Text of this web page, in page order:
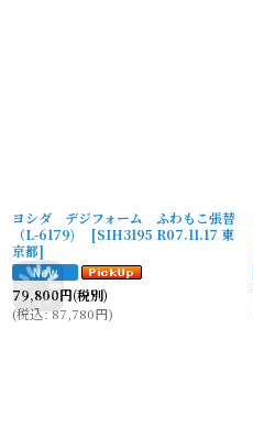
ヨシダ デジフォーム ふわもこ張替
（L-6179)
[SIH3195 R07.11.17 東
京都]
79,800円(税別)
(税込:87,780円)